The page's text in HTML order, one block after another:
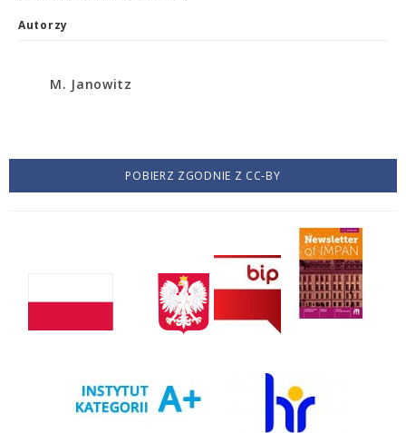
Autorzy
M. Janowitz
POBIERZ ZGODNIE Z CC-BY